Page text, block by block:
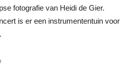
fotografie van Heidi de Gier.
is er een instrumententuin voor